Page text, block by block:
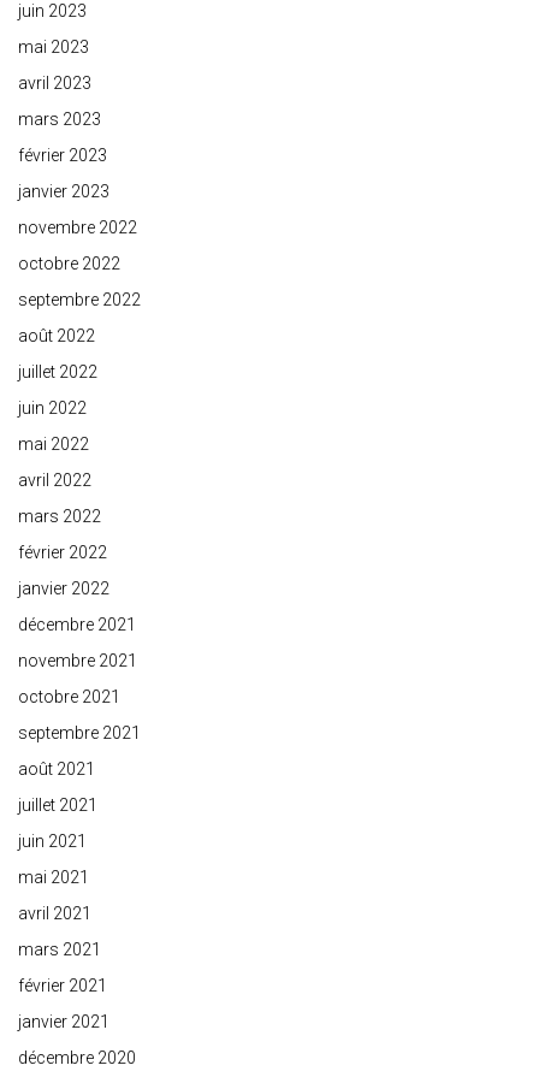
juin 2023
mai 2023
avril 2023
mars 2023
février 2023
janvier 2023
novembre 2022
octobre 2022
septembre 2022
août 2022
juillet 2022
juin 2022
mai 2022
avril 2022
mars 2022
février 2022
janvier 2022
décembre 2021
novembre 2021
octobre 2021
septembre 2021
août 2021
juillet 2021
juin 2021
mai 2021
avril 2021
mars 2021
février 2021
janvier 2021
décembre 2020